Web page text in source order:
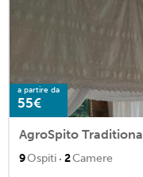
a partire da
55€
AgroSpito
9Ospiti · 2Camere